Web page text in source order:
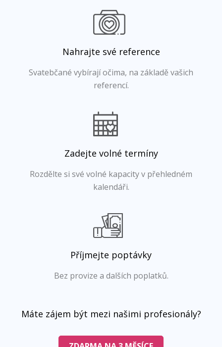
Nahrajte své reference
Svatebčané vybírají očima, na základě vašich
referencí.
Zadejte volné termíny
Rozdělte si své volné kapacity v přehledném
kalendáři.
Příjmejte poptávky
Bez provize a dalších poplatků.
Máte zájem být mezi našimi profesionály?